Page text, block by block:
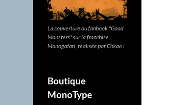
La couverture du fanbook "Good
Monsters" sur la franchise
Monogatari, réalisée par Chkao !
Boutique
MonoType